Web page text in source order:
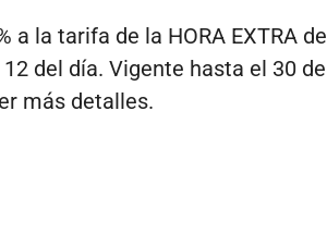
a la tarifa de la HORA EXTRA de
del día. Vigente hasta el 30 de
más detalles.